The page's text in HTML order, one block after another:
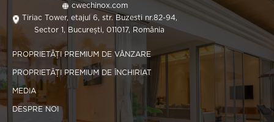
cwechinox.com
Tiriac Tower, etajul 6, str. Buzesti nr.82-94,
Sector 1, București, 011017, România
PROPRIETĂȚI PREMIUM DE VÂNZARE
PROPRIETĂȚI PREMIUM DE ÎNCHIRIAT
MEDIA
DESPRE NOI